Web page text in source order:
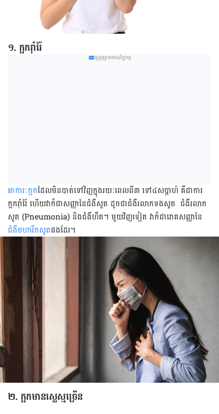
១. ក្អក​រ៉ាំរ៉ៃ​
ផ្សព្វផ្សាយពាណិជ្ជកម្ម
​អាការៈ​ក្អក​ដែល​មិន​បាត់​ទៅ​វិញ​ក្នុង​រយៈពេល​ពី​៣​ ទៅ​៤​សប្ដាហ៍​ ​​​គឺ​ជា​ការ​
ក្អក​រ៉ាំរ៉ៃ​ ហើយ​វា​ក៏​ជា​សញ្ញា​នៃ​ជំងឺ​សួត​ ដូចជា​ជំងឺ​រលាក​ទង​សួត ជំងឺ​រលាក​
សួត (Pneumonia) និង​ជំងឺ​ហឺត​។ មួយ​វិញ​ទៀត វា​ក៏​ជា​រោគសញ្ញា​នៃ​
ជំងឺ​មហារីក​សួត​ផង​ដែរ​។
២. ក្អក​មាន​ស្លេស្ម​ច្រើន​